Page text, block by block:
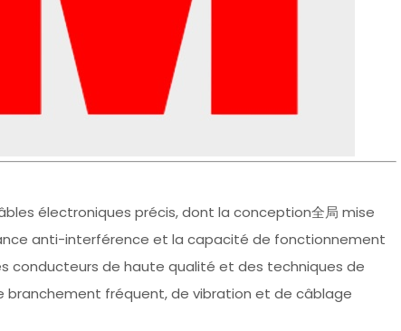
électroniques précis, dont la conception全局 mise
anti-interférence et la capacité de fonctionnement
conducteurs de haute qualité et des techniques de
branchement fréquent, de vibration et de câblage